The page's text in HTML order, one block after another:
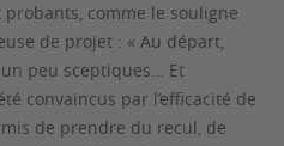
probants, comme le souligne
de projet : « Au départ,
peu sceptiques… Et
convaincus par l’efficacité de
de prendre du recul, de